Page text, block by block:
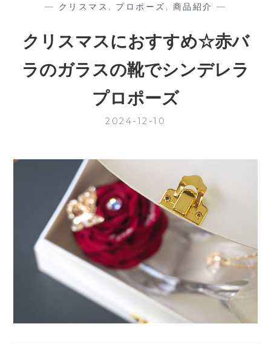
— クリスマス , プロポーズ , 商品紹介 —
クリスマスにおすすめ☆赤バ
ラのガラスの靴でシンデレラ
プロポーズ
2024-12-10